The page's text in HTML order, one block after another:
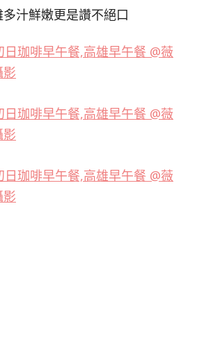
多汁鮮嫩更是讚不絕口